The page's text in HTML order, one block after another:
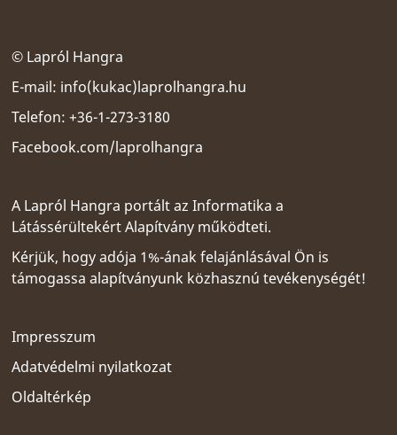
© Lapról Hangra
E-mail: info(kukac)laprolhangra.hu
Telefon: +36-1-273-3180
Facebook.com/laprolhangra
A Lapról Hangra portált azInformatika a
Látássérültekért Alapítvány működteti.
Kérjük, hogy adója 1%-ának felajánlásával Ön is
támogassa alapítványunk közhasznú tevékenységét!
Impresszum
Adatvédelmi nyilatkozat
Oldaltérkép